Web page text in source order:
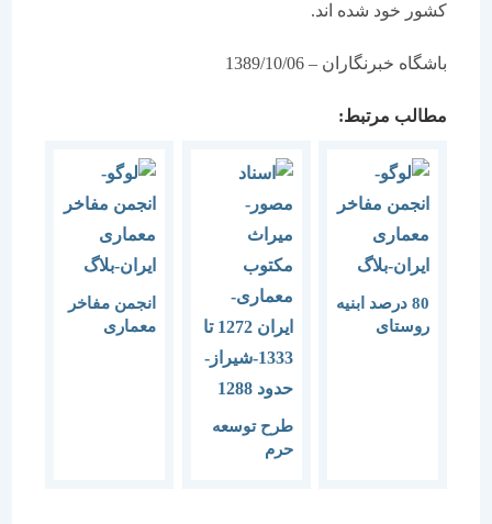
کشور خود شده اند.
باشگاه خبرنگاران – 1389/10/06
مطالب مرتبط:
80 درصد ابنیه
روستای
طرح توسعه
انجمن مفاخر
معماری